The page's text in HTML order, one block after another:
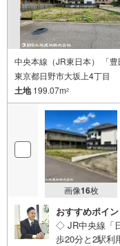
中央本線（JR東日本） 「
東京都日野市大坂上4丁目
土地199.07m2
画像16枚
おすすめポイン
◇ JR中央線「
歩20分と2駅利